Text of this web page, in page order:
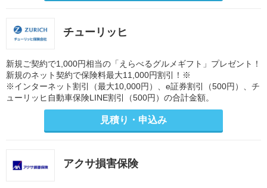
チューリッヒ
新規ご契約で1,000円相当の「えらべるグルメギフト」プレゼント！
新規のネット契約で保険料最大11,000円割引！※
※インターネット割引（最大10,000円）、e証券割引（500円）、チ
ューリッヒ自動車保険LINE割引（500円）の合計金額。
見積り・申込み
アクサ損害保険